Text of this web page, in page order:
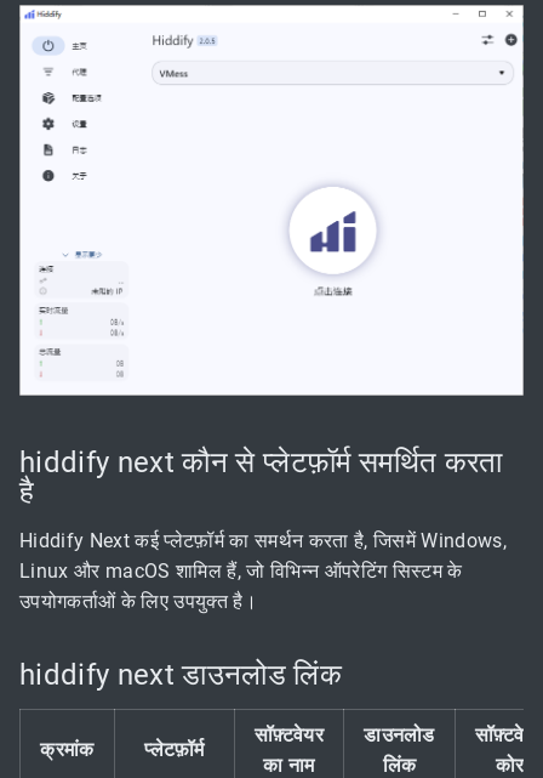
hiddify next कौन से प्लेटफ़ॉर्म समर्थित करता
है
Hiddify Next कई प्लेटफ़ॉर्म का समर्थन करता है, जिसमें Windows,
Linux और macOS शामिल हैं, जो विभिन्न ऑपरेटिंग सिस्टम के
उपयोगकर्ताओं के लिए उपयुक्त है।
hiddify next डाउनलोड लिंक
क्रमांक प्लेटफ़ॉर्म
सॉफ़्टवेयर
का नाम
डाउनलोड
लिंक
सॉफ़्टवेयर
कोर